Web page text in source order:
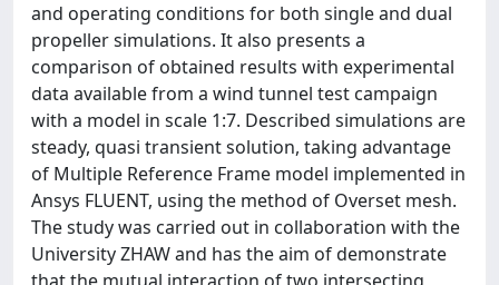
and operating conditions for both single and dual
propeller simulations. It also presents a
comparison of obtained results with experimental
data available from a wind tunnel test campaign
with a model in scale 1:7. Described simulations are
steady, quasi transient solution, taking advantage
of Multiple Reference Frame model implemented in
Ansys FLUENT, using the method of Overset mesh.
The study was carried out in collaboration with the
University ZHAW and has the aim of demonstrate